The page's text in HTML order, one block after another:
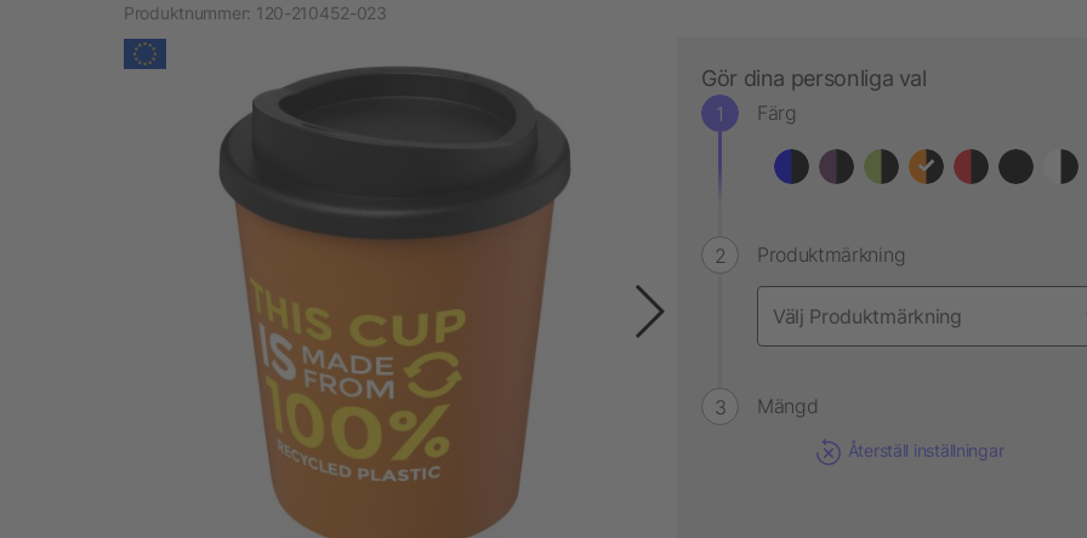
Produktnummer: 120-210452-023
Gör dina personliga val
Färg
Produktmärkning
Mängd
Återställ inställningar